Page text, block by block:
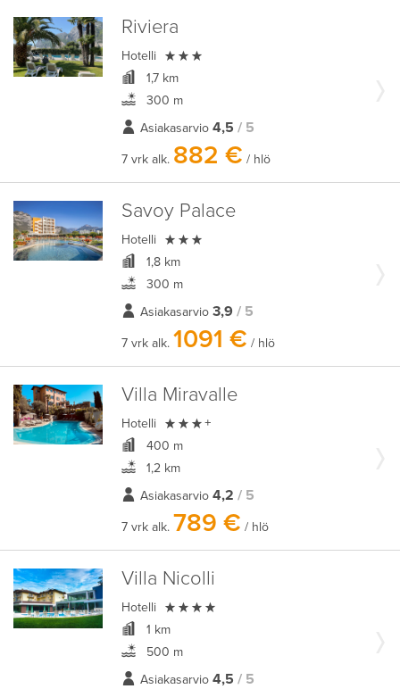
Riviera
Hotelli 
1,7 km
300 m
Asiakasarvio 4,5 / 5
7 vrk alk. 882 € / hlö
Savoy Palace
Hotelli 
1,8 km
300 m
Asiakasarvio 3,9 / 5
7 vrk alk. 1091 € / hlö
Villa Miravalle
Hotelli  +
400 m
1,2 km
Asiakasarvio 4,2 / 5
7 vrk alk. 789 € / hlö
Villa Nicolli
Hotelli 
1 km
500 m
Asiakasarvio 4,5 / 5